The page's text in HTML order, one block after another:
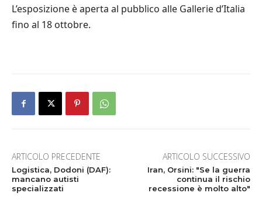
L’esposizione è aperta al pubblico alle Gallerie d’Italia
fino al 18 ottobre.
ARTICOLO PRECEDENTE
Logistica, Dodoni (DAF):
mancano autisti
specializzati
ARTICOLO SUCCESSIVO
Iran, Orsini: "Se la guerra
continua il rischio
recessione è molto alto"